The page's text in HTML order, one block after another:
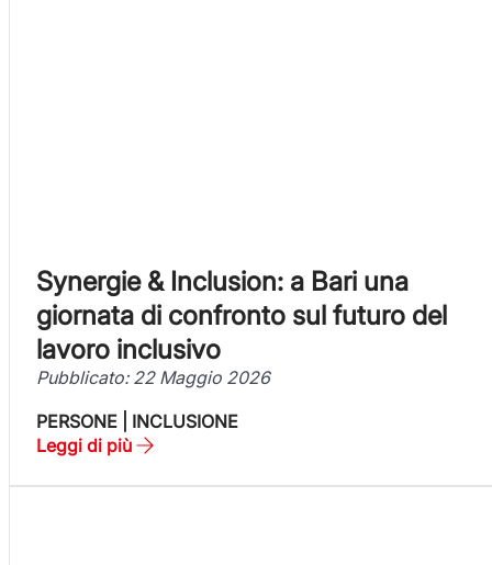
Synergie & Inclusion: a Bari una
giornata di confronto sul futuro del
lavoro inclusivo
Pubblicato: 22 Maggio 2026
PERSONE | INCLUSIONE
Leggi di più